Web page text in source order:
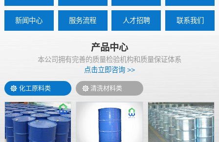
新闻中心 服务流程 人才招聘 联系我们
产品中心
本公司拥有完善的质量检验机构和质量保证体系
点击立即咨询 >>
化工原料类 清洗材料类